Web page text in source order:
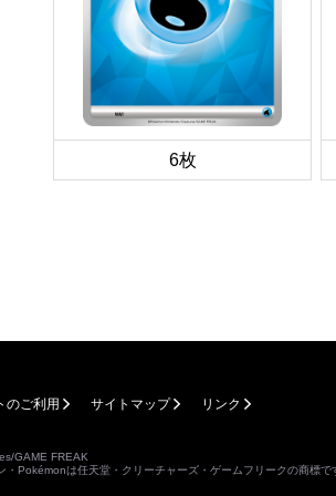
6枚
のご利用 サイトマップ リンク
GAME FREAK
・Pokémonは任天堂・クリーチャーズ・ゲームフリークの商標で